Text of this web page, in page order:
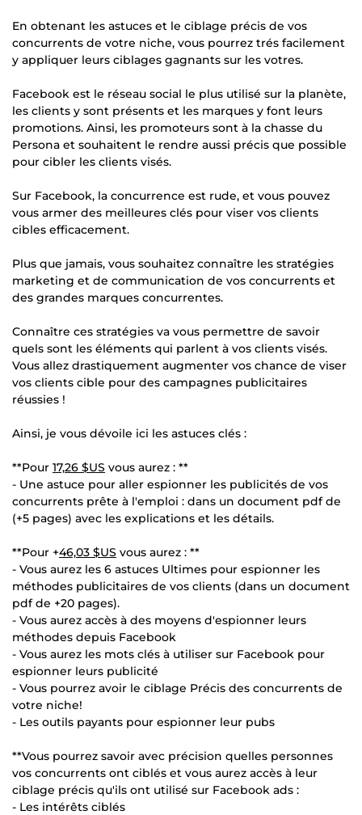
En obtenant les astuces et le ciblage précis de vos
concurrents de votre niche, vous pourrez trés facilement
y appliquer leurs ciblages gagnants sur les votres.
Facebook est le réseau social le plus utilisé sur la planète,
les clients y sont présents et les marques y font leurs
promotions. Ainsi, les promoteurs sont à la chasse du
Persona et souhaitent le rendre aussi précis que possible
pour cibler les clients visés.
Sur Facebook, la concurrence est rude, et vous pouvez
vous armer des meilleures clés pour viser vos clients
cibles efficacement.
Plus que jamais, vous souhaitez connaître les stratégies
marketing et de communication de vos concurrents et
des grandes marques concurrentes.
Connaître ces stratégies va vous permettre de savoir
quels sont les éléments qui parlent à vos clients visés.
Vous allez drastiquement augmenter vos chance de viser
vos clients cible pour des campagnes publicitaires
réussies !
Ainsi, je vous dévoile ici les astuces clés :
**Pour 17,26 $US vous aurez : **
- Une astuce pour aller espionner les publicités de vos
concurrents prête à l'emploi : dans un document pdf de
(+5 pages) avec les explications et les détails.
**Pour +46,03 $US vous aurez : **
- Vous aurez les 6 astuces Ultimes pour espionner les
méthodes publicitaires de vos clients (dans un document
pdf de +20 pages).
- Vous aurez accès à des moyens d'espionner leurs
méthodes depuis Facebook
- Vous aurez les mots clés à utiliser sur Facebook pour
espionner leurs publicité
- Vous pourrez avoir le ciblage Précis des concurrents de
votre niche!
- Les outils payants pour espionner leur pubs
**Vous pourrez savoir avec précision quelles personnes
vos concurrents ont ciblés et vous aurez accès à leur
ciblage précis qu'ils ont utilisé sur Facebook ads :
- Les intérêts ciblés